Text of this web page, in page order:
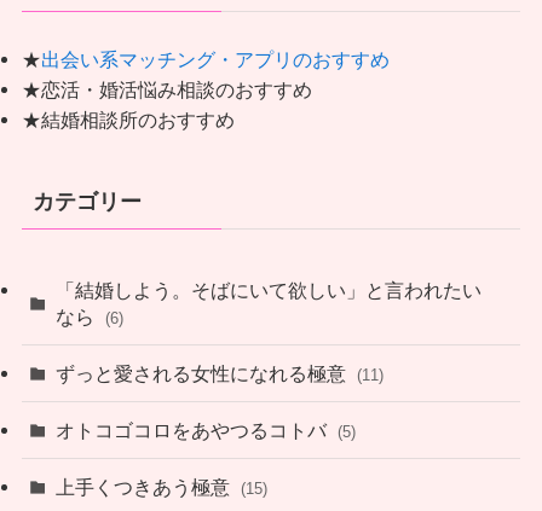
★出会い系マッチング・アプリのおすすめ
★恋活・婚活悩み相談のおすすめ
★結婚相談所のおすすめ
カテゴリー
「結婚しよう。そばにいて欲しい」と言われたい
なら
(6)
ずっと愛される女性になれる極意 (11)
オトコゴコロをあやつるコトバ (5)
上手くつきあう極意 (15)